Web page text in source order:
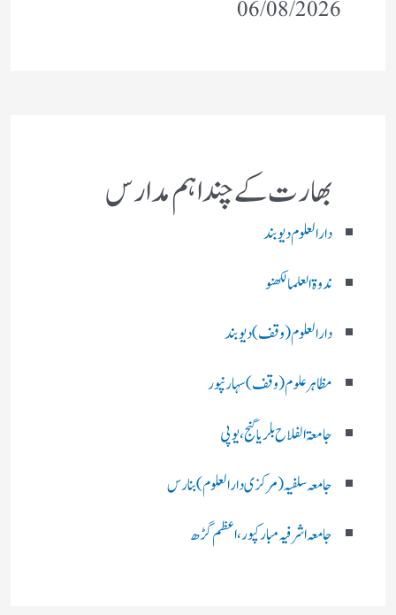
06/08/2026
بھارت کے چند اہم مدارس
دارالعلوم دیوبند
ندوۃالعلما لکھنو
دارالعلوم (وقف)دیوبند
مظاہرعلوم (وقف)سہارنپور
جامعۃ الفلاح بلریاگنج،یوپی
جامعہ سلفیہ(مرکزی دارالعلوم )بنارس
جامعہ اشرفیہ مبارکپور،اعظم گڑھ